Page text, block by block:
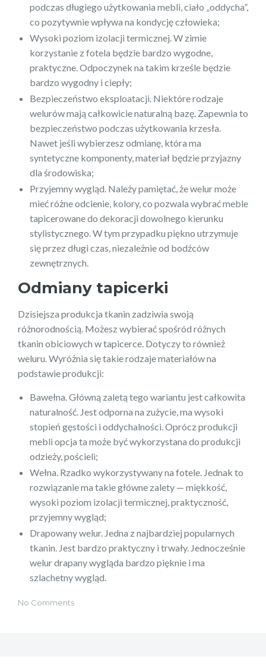
podczas długiego użytkowania mebli, ciało „oddycha”,
co pozytywnie wpływa na kondycję człowieka;
Wysoki poziom izolacji termicznej. W zimie
korzystanie z fotela będzie bardzo wygodne,
praktyczne. Odpoczynek na takim krześle będzie
bardzo wygodny i ciepły;
Bezpieczeństwo eksploatacji. Niektóre rodzaje
welurów mają całkowicie naturalną bazę. Zapewnia to
bezpieczeństwo podczas użytkowania krzesła.
Nawet jeśli wybierzesz odmianę, która ma
syntetyczne komponenty, materiał będzie przyjazny
dla środowiska;
Przyjemny wygląd. Należy pamiętać, że welur może
mieć różne odcienie, kolory, co pozwala wybrać meble
tapicerowane do dekoracji dowolnego kierunku
stylistycznego. W tym przypadku piękno utrzymuje
się przez długi czas, niezależnie od bodźców
zewnętrznych.
Odmiany tapicerki
Dzisiejsza produkcja tkanin zadziwia swoją
różnorodnością. Możesz wybierać spośród różnych
tkanin obiciowych w tapicerce. Dotyczy to również
weluru. Wyróżnia się takie rodzaje materiałów na
podstawie produkcji:
Bawełna. Główną zaletą tego wariantu jest całkowita
naturalność. Jest odporna na zużycie, ma wysoki
stopień gęstości i oddychalności. Oprócz produkcji
mebli opcja ta może być wykorzystana do produkcji
odzieży, pościeli;
Wełna. Rzadko wykorzystywany na fotele. Jednak to
rozwiązanie ma takie główne zalety — miękkość,
wysoki poziom izolacji termicznej, praktyczność,
przyjemny wygląd;
Drapowany welur. Jedna z najbardziej popularnych
tkanin. Jest bardzo praktyczny i trwały. Jednocześnie
welur drapany wygląda bardzo pięknie i ma
szlachetny wygląd.
No Comments